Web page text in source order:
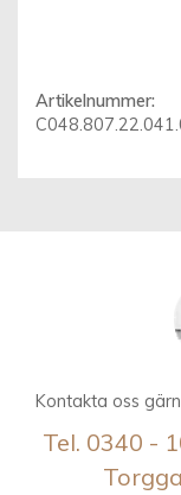
Artikelnummer:
Kontakta oss
Tel. 0340 -